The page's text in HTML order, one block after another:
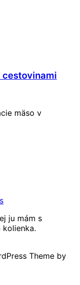
cestovinami
mäso v
ju mám s
kolienka.
Theme by